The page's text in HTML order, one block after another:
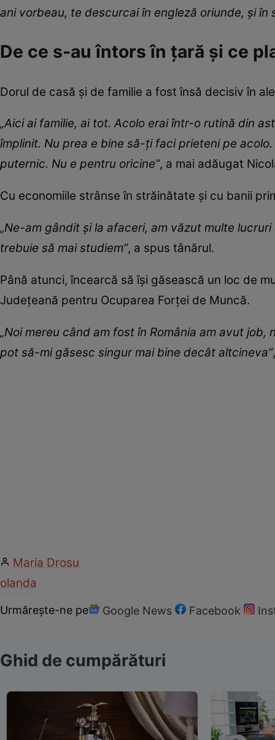
ani vorbeau, te descurcai în engleză oriunde, și în
De ce s-au întors în țară și ce
Dorul de casă și de familie a fost însă decisiv în
„Aici ai familie, ai tot. Acolo erai într-o rutină din
împlinit. Nu prea e bine să-ți faci prieteni pe
puternic. Nu e pentru oricine”, a mai adăugat
Cu economiile strânse în străinătate și cu banii
„Ne-am gândit și la afaceri, am văzut multe
trebuie să mai studiem”, a spus tânărul.
Până atunci, încearcă să își găsească un loc de
Județeană pentru Ocuparea Forței de Muncă.
„Noi mereu când am fost în România am avut
pot să-mi găsesc singur mai bine decât altcineva”
Maria Drosu
olanda
Urmărește-ne pe Google News Facebook
Ghid de cumpărături